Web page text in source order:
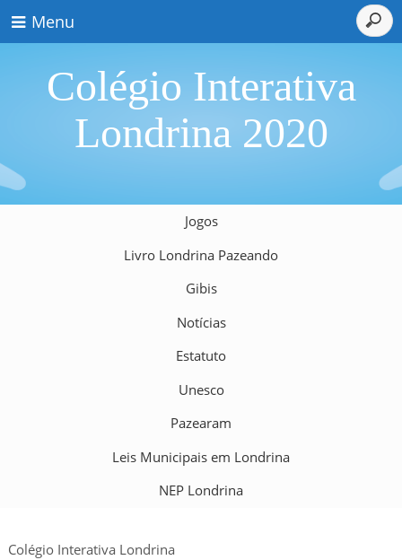
Menu
Colégio Interativa
Londrina 2020
Jogos
Livro Londrina Pazeando
Gibis
Notícias
Estatuto
Unesco
Pazearam
Leis Municipais em Londrina
NEP Londrina
Colégio Interativa Londrina